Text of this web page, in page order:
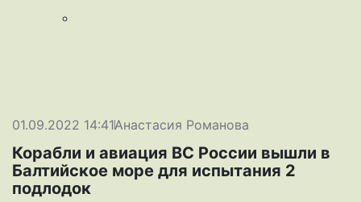
01.09.2022 14:41Анастасия Романова
Корабли и авиация ВС России вышли в
Балтийское море для испытания 2
подлодок